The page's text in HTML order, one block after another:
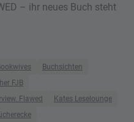
– ihr neues Buch steht
Buchsichten
FJB
Flawed
Kates Leselounge